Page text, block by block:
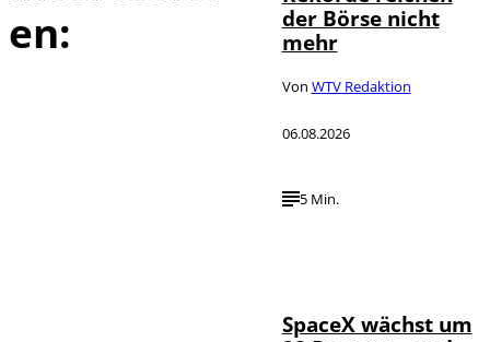
en:
der Börse nicht
mehr
Von WTV Redaktion
06.08.2026
5 Min.
SpaceX wächst um